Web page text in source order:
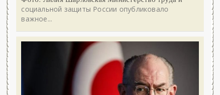
социальной защиты России опубликовало
важное...